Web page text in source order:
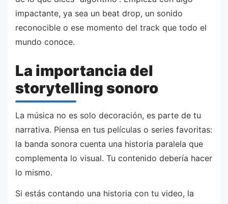
impactante, ya sea un beat drop, un sonido
reconocible o ese momento del track que todo el
mundo conoce.
La importancia del
storytelling sonoro
La música no es solo decoración, es parte de tu
narrativa. Piensa en tus películas o series favoritas:
la banda sonora cuenta una historia paralela que
complementa lo visual. Tu contenido debería hacer
lo mismo.
Si estás contando una historia con tu video, la